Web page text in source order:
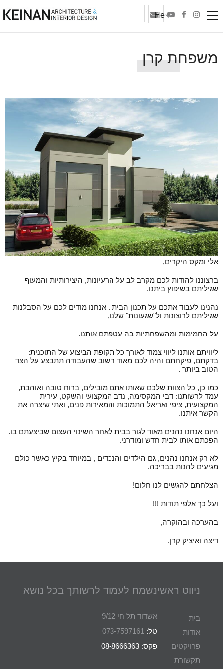
He
משפחת קרן
אלי ומקס היקרים,
ברצוננו להודות לכם מקרב לב על הרעיונות, היצירותיות והמעוף
שגיליתם בשיפוץ ביתנו.
נהנינו לעבוד אתכם על תכנון הבית . אנחנו מודים לכם על הסבלנות
שגיליתם לרוצונות ול"שגעונות" שלנו,
על החמימות ומהשפחתיות בה עטפתם אותנו.
ליוויתם אותנו ליווי צמוד לאורך כל תקופת הביצוע של התוכנית:
בדקתם, פיקחתם והיה לכם מאוד חשוב שהעבודה תתבצע על הצד
הטוב ביותר .
כמו כן, כל הצוות שלכם שאותו אתם מובילים, ברוח טובה ואוהבת,
עמד לרשותנו: דבי המקסימה, נדב המקצועי והשקט, עירית
המקצועית, ציפי ואריאל התמוכות והמאירות פנים, ואתי שיצרה את
הקשר איתנו.
היום אנחנו נהנים מאוד לגור בבית לאחר השינוי העצום שביצעתם בו.
הפכתם אותו לבית חדש ומודרני.
לא רק אנחנו נהנים, גם הילדים והנכדים , במיוחד בקיץ כאשר כולם
מגיעים להנות בבריכה.
הצלחתם להגשים לנו חלום!
ועל כך אלפי תודות !!!
בהערכה ובהוקרה,
דיצה ואיציק קרן.
ניווט ראשי
בית
אודות
פרויקטים
תקשורת
נשמח לעמוד לרשותך בכל נושא
אשדוד תל חי 9/12
טל: 073-7597161
פקס: 08-8666363